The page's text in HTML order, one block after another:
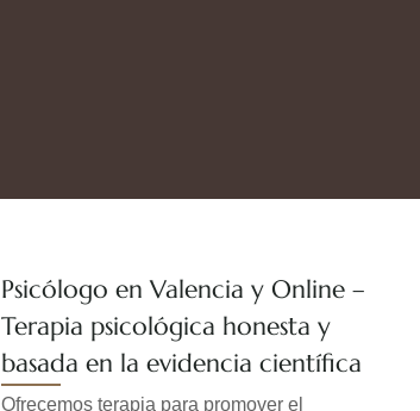
Psicólogo en Valencia y Online –
Terapia psicológica honesta y
basada en la evidencia científica
Ofrecemos terapia para promover el